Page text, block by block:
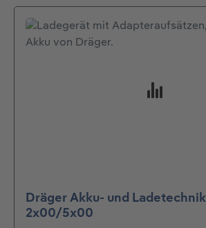
Dräger Akku- und
2x00/5x00